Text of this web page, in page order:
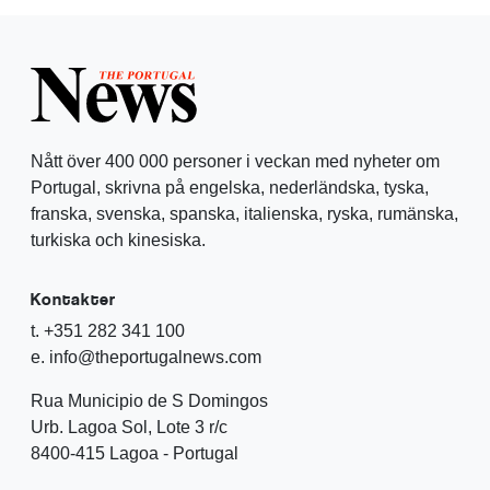
Nått över 400 000 personer i veckan med nyheter om
Portugal, skrivna på engelska, nederländska, tyska,
franska, svenska, spanska, italienska, ryska, rumänska,
turkiska och kinesiska.
Kontakter
t. +351 282 341 100
e. info@theportugalnews.com
Rua Municipio de S Domingos
Urb. Lagoa Sol, Lote 3 r/c
8400-415 Lagoa - Portugal